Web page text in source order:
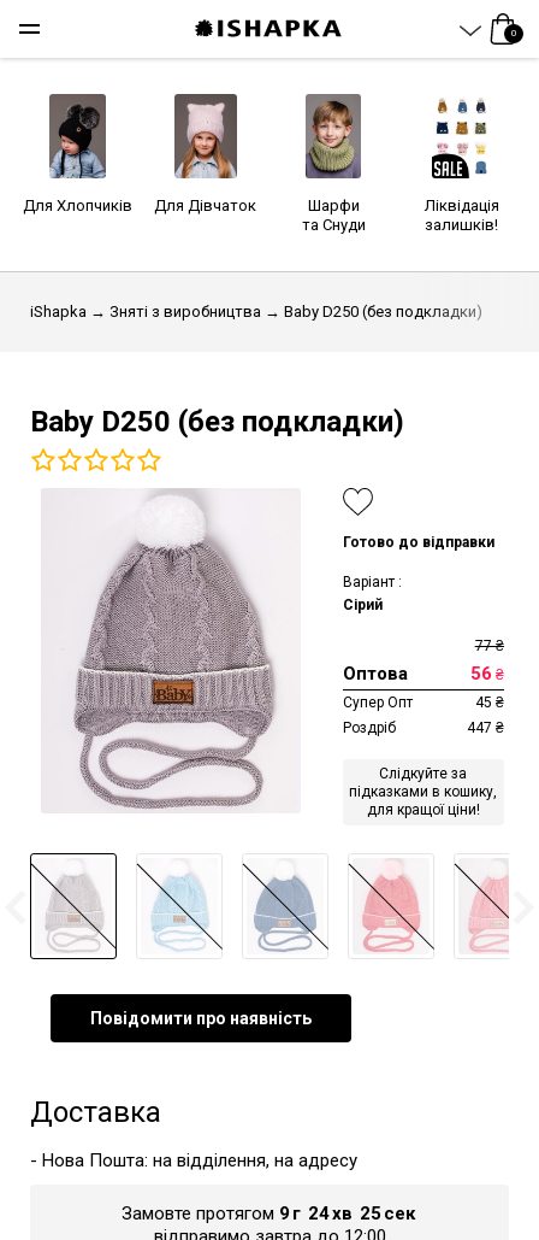
0
Для Хлопчиків Для Дівчаток
Шарфи
та Снуди
Ліквідація
залишків!
iShapka → Зняті з виробництва → Baby D250 (без подкладки)
Baby D250 (без подкладки)
Готово до відправки
Варіант :
Сірий
77 ₴
Оптова 56 ₴
Супер Опт
45 ₴
Роздріб
447 ₴
Слідкуйте за
підказками в кошику,
для кращої ціни!
Повідомити про наявність
Доставка
- Нова Пошта: на відділення, на адресу
Замовте протягом 9г 24хв 24 сек